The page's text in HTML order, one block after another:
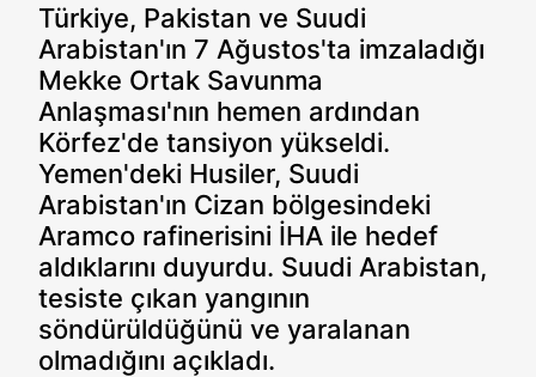
Türkiye, Pakistan ve Suudi
Arabistan'ın 7 Ağustos'ta imzaladığı
Mekke Ortak Savunma
Anlaşması'nın hemen ardından
Körfez'de tansiyon yükseldi.
Yemen'deki Husiler, Suudi
Arabistan'ın Cizan bölgesindeki
Aramco rafinerisini İHA ile hedef
aldıklarını duyurdu. Suudi Arabistan,
tesiste çıkan yangının
söndürüldüğünü ve yaralanan
olmadığını açıkladı.